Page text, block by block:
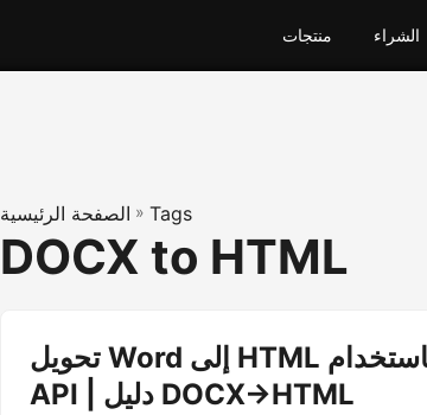
منتجات الشراء
الصفحة الرئيسية » Tags
DOCX to HTML
تحويل Word إلى HTML عبر الإنترنت باستخدام C# .NET REST
API | دليل DOCX→HTML